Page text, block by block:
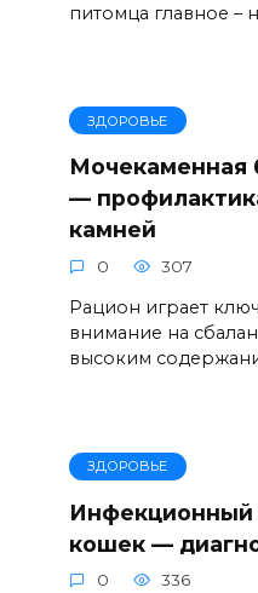
питомца главное –
ЗДОРОВЬЕ
Мочекаменная
—
камней
0 307
Рацион играет
внимание на
высоким
ЗДОРОВЬЕ
Инфекционный
кошек —
0 336